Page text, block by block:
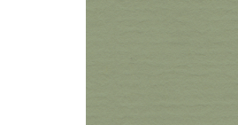
den Beeren) und Enzian
sowie das Alkaloid
sich durch höchste
pestizidfreiem Anbau und
Verfahren wie Destillation,